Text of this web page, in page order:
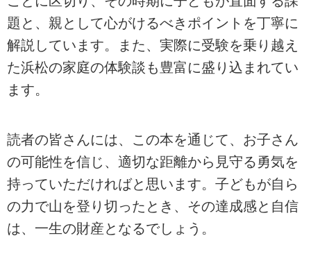
題と、親として心がけるべきポイントを丁寧に
解説しています。また、実際に受験を乗り越え
た浜松の家庭の体験談も豊富に盛り込まれてい
ます。
読者の皆さんには、この本を通じて、お子さん
の可能性を信じ、適切な距離から見守る勇気を
持っていただければと思います。子どもが自ら
の力で山を登り切ったとき、その達成感と自信
は、一生の財産となるでしょう。